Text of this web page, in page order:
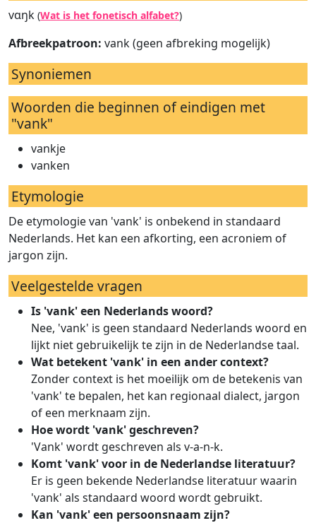
vɑŋk (Wat is het fonetisch alfabet?)
Afbreekpatroon: vank (geen afbreking mogelijk)
Synoniemen
Woorden die beginnen of eindigen met
"vank"
vankje
vanken
Etymologie
De etymologie van 'vank' is onbekend in standaard
Nederlands. Het kan een afkorting, een acroniem of
jargon zijn.
Veelgestelde vragen
Is 'vank' een Nederlands woord?
Nee, 'vank' is geen standaard Nederlands woord en
lijkt niet gebruikelijk te zijn in de Nederlandse taal.
Wat betekent 'vank' in een ander context?
Zonder context is het moeilijk om de betekenis van
'vank' te bepalen, het kan regionaal dialect, jargon
of een merknaam zijn.
Hoe wordt 'vank' geschreven?
'Vank' wordt geschreven als v-a-n-k.
Komt 'vank' voor in de Nederlandse literatuur?
Er is geen bekende Nederlandse literatuur waarin
'vank' als standaard woord wordt gebruikt.
Kan 'vank' een persoonsnaam zijn?